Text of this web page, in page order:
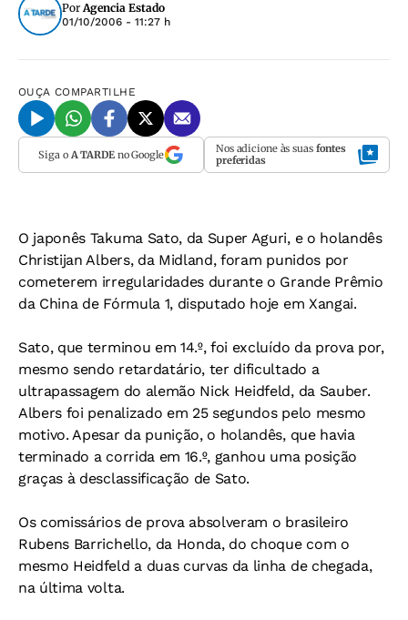
PorAgencia Estado
01/10/2006 - 11:27 h
OUÇA COMPARTILHE
Siga o A TARDEno Google Nos adicione às suas fontes
preferidas
O japonês Takuma Sato, da Super Aguri, e o holandês
Christijan Albers, da Midland, foram punidos por
cometerem irregularidades durante o Grande Prêmio
da China de Fórmula 1, disputado hoje em Xangai.
Sato, que terminou em 14.º, foi excluído da prova por,
mesmo sendo retardatário, ter dificultado a
ultrapassagem do alemão Nick Heidfeld, da Sauber.
Albers foi penalizado em 25 segundos pelo mesmo
motivo. Apesar da punição, o holandês, que havia
terminado a corrida em 16.º, ganhou uma posição
graças à desclassificação de Sato.
Os comissários de prova absolveram o brasileiro
Rubens Barrichello, da Honda, do choque com o
mesmo Heidfeld a duas curvas da linha de chegada,
na última volta.